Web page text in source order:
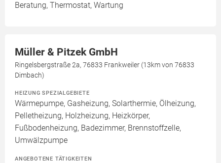
Beratung, Thermostat, Wartung
Müller & Pitzek GmbH
Ringelsbergstraße 2a, 76833 Frankweiler (13km von 76833
Dimbach)
HEIZUNG SPEZIALGEBIETE
Wärmepumpe, Gasheizung, Solarthermie, Ölheizung,
Pelletheizung, Holzheizung, Heizkörper,
Fußbodenheizung, Badezimmer, Brennstoffzelle,
Umwälzpumpe
ANGEBOTENE TÄTIGKEITEN